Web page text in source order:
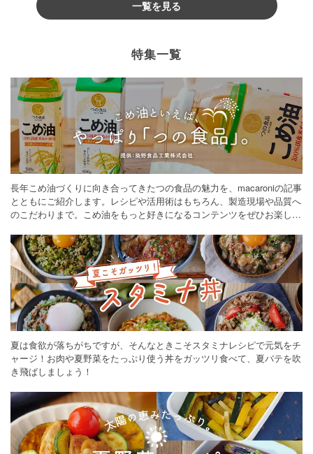
一覧を見る
特集一覧
長年こめ油づくりに向き合ってきたつの食品の魅力を、macaroniの記事
とともにご紹介します。レシピや活用術はもちろん、製造現場や品質へ
のこだわりまで。こめ油をもっと好きになるコンテンツをぜひお楽しみ
夏は食欲が落ちがちですが、そんなときこそスタミナレシピで元気をチ
ャージ！お肉や夏野菜をたっぷり使う丼をガッツリ食べて、夏バテを吹
き飛ばしましょう！